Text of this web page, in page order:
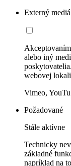
Externý
alebo iný
webovej
Vimeo,
Požadované
Stále aktívne
Technicky
základné
napríklad na